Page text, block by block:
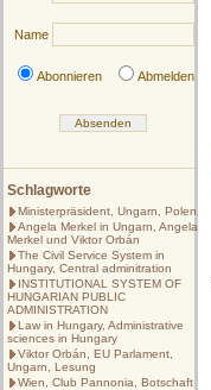
Name
Abonnieren Abmelden
Schlagworte
Ministerpräsident, Ungarn, Polen
Angela Merkel in Ungarn, Angela
Merkel und Viktor Orbán
The Civil Service System in
Hungary, Central adminitration
INSTITUTIONAL SYSTEM OF
HUNGARIAN PUBLIC
ADMINISTRATION
Law in Hungary, Administrative
sciences in Hungary
Viktor Orbán, EU Parlament,
Ungarn, Lesung
Wien, Club Pannonia, Botschaft